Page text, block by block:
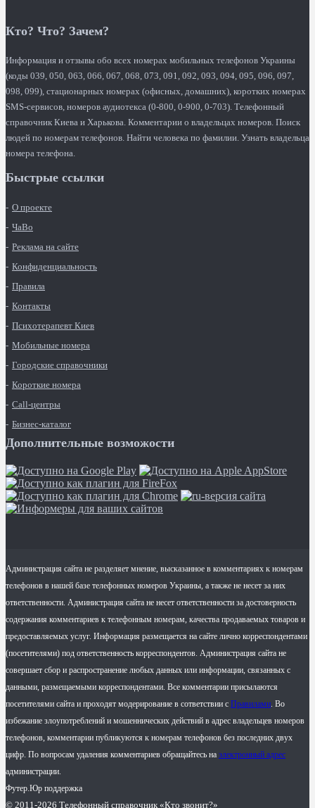
Кто? Что? Зачем?
Информация и отзывы обо всех номерах мобильных телефонов Украины
(коды 039, 050, 063, 066, 067, 068, 073, 091, 092, 093, 094, 095, 096, 097,
098, 099), стационарных номерах (офисных, домашних), коротких номерах
SMS-сервисов, номеров аудиотекса (0-800, 0-900, 0-703). Телефонный
справочник Киева и Харькова. Комментарии о владельцах номеров. Поиск
людей по номерам телефонов. Найти человека по фамилии. Узнать владельца
номера телефона.
Быстрые ссылки
О проекте
ЧаВо
Реклама на сайте
Конфиденциальность
Правила
Контакты
Психотерапевт Киев
Мобильные номера
Городские справочники
Короткие номера
Call-центры
Бизнес-каталог
Дополнительные возможости
Администрация сайта не разделяет мнение, высказанное в комментариях к номерам
телефонов в нашей базе телефонных номеров Украины, а также не несет за них
ответственности. Администрация сайта не несет ответственности за достоверность
содержания комментариев к телефонным номерам, качества продаваемых товаров и
предоставляемых услуг. Информация размещается на сайте лично корреспондентами
(посетителями) под ответственность корреспондентов. Администрация сайта не
совершает сбор и распространение любых данных или информации, связанных с
данными, размещаемыми корреспондентами. Все комментарии присылаются
посетителями сайта и проходят модерирование в сответствии с Правилами. Во
избежание злоупотреблений и мошеннических действий в адрес владельцев номеров
телефонов, комментарии публикуются к номерам телефонов без последних двух
цифр. По вопросам удаления комментариев обращайтесь на электронный адрес
администрации.
Футер.Юр поддержка
© 2011-2026 Телефонный справочник «Кто звонит?»